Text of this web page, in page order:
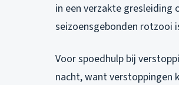
in een verzakte gresleiding
seizoensgebonden rotzooi
Voor spoedhulp bij
nacht, want verstoppingen